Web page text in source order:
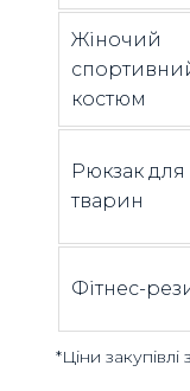
Жіночий
костюм
Рюкзак для
тварин
Фітнес-
*Ціни